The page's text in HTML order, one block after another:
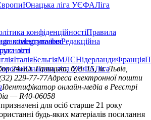
Юнацька ліга УЄФАЛіга
конфіденційностіПравила
коментуванняРедакційна
telegramviber
ліга
ІталіяБельгіяМЛСНідерландиФранція
Юнацька ліга УЄФАЛіга
24»пл. Галицька, буд. 15, м. Львів,
229-77-77Адреса електронної пошти
Ідентифікатор онлайн-медіа в Реєстрі
— R40-06058
для осіб старше 21 року
будь-яких матеріалів посилання